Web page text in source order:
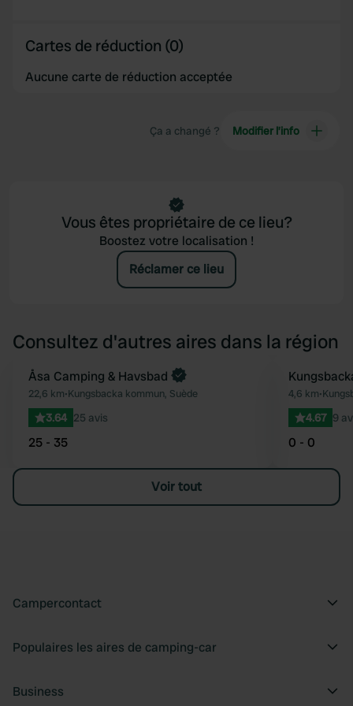
Cartes de réduction (0)
Aucune carte de réduction acceptée
Ça a changé ? Modifier l’info
Vous êtes propriétaire de ce lieu?
Boostez votre localisation !
Réclamer ce lieu
Consultez d'autres aires dans la région
Préféré
Åsa Camping & Havsbad
22,6 km•Kungsbacka kommun, Suède
3.64 25 avis
25 - 35
4,6 km•
4.67 9
0 - 0
Voir tout
Campercontact
Populaires les aires de camping-car
Business